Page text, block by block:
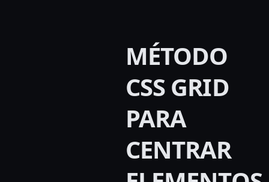
MÉTODO
CSS GRID
PARA
CENTRAR